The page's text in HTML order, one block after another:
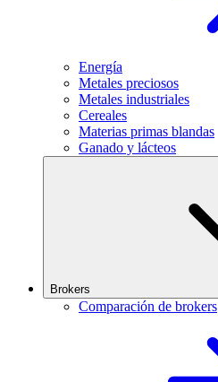
Energía
Metales preciosos
Metales industriales
Cereales
Materias primas blandas
Ganado y lácteos
Brokers
Comparación de brokers